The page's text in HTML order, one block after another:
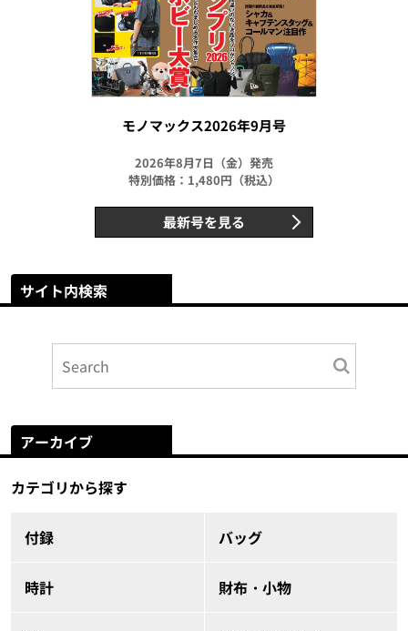
モノマックス2026年9月号
2026年8月7日（金）発売
特別価格：1,480円（税込）
最新号を見る
サイト内検索
アーカイブ
カテゴリから探す
付録 バッグ
時計 財布・小物